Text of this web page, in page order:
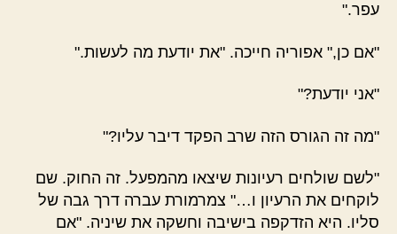
עפר."
"אם כן," אפוריה חייכה. "את יודעת מה לעשות."
"אני יודעת?"
"מה זה הגורס הזה שרב הפקד דיבר עליו?"
"לשם שולחים רעיונות שיצאו מהמפעל. זה החוק. שם
לוקחים את הרעיון ו…" צמרמורת עברה דרך גבה של
סליו. היא הזדקפה בישיבה וחשקה את שיניה. "אם